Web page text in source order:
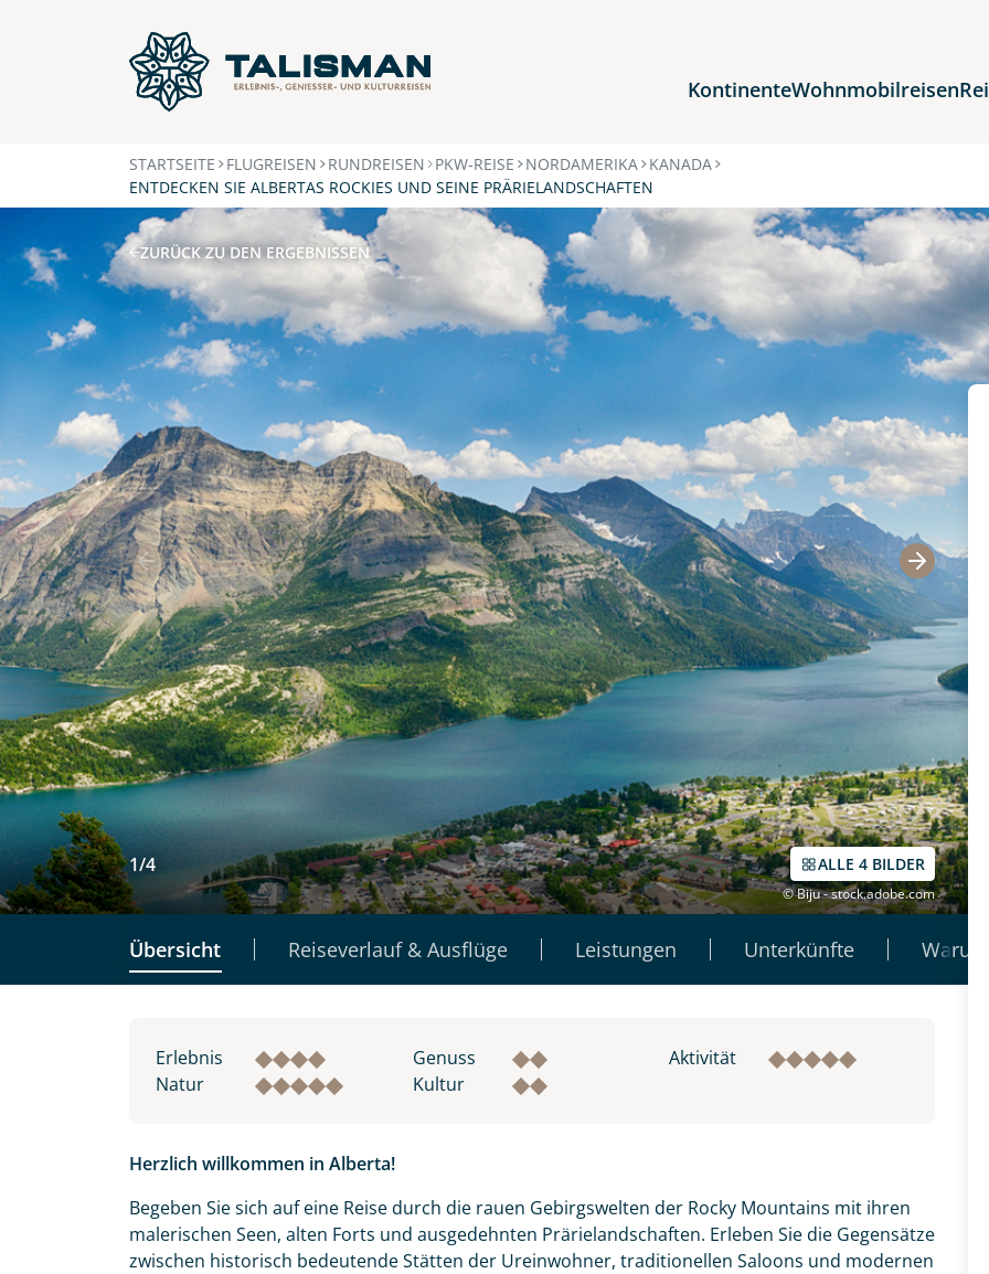
KontinenteWohnmobilreisen
Afrika
Asien
Europa
Nordamerika
STARTSEITE FLUGREISEN RUNDREISEN PKW-REISE NORDAMERIKA KANADA
ENTDECKEN SIE ALBERTAS ROCKIES UND SEINE PRÄRIELANDSCHAFTEN
ZURÜCK ZU DEN ERGEBNISSEN
1/4 ALLE 4 BILDER
© Biju - stock.adobe.com
Übersicht Reiseverlauf & Ausflüge Leistungen Unterkünfte
Erlebnis Genuss
Aktivität
Natur
Kultur
Herzlich willkommen in Alberta!
Begeben Sie sich auf eine Reise durch die rauen Gebirgswelten der Rocky Mountains mit ihren
malerischen Seen, alten Forts und ausgedehnten Prärielandschaften. Erleben Sie die Gegensätze
zwischen historisch bedeutende Stätten der Ureinwohner, traditionellen Saloons und modernen